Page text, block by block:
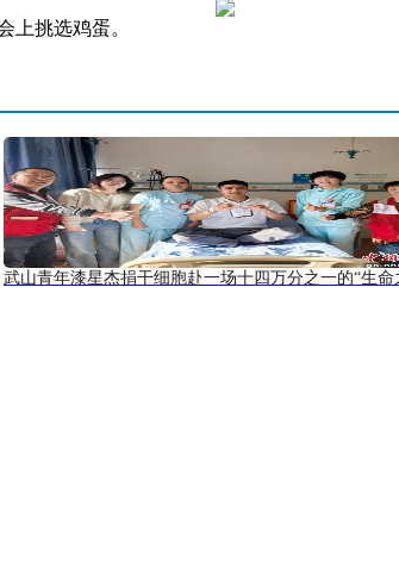
上挑选鸡蛋。
武山青年漆星杰捐干细胞赴一场十四万分之一的“生命